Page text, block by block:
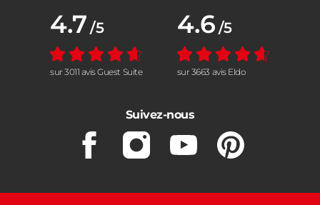
Note moyenne :
4.7 /5
sur 3011 avis Guest Suite
Note moyenne :
4.6 /5
sur 3663 avis Eldo
Suivez-nous
FacebookInstagramYoutubePinterest